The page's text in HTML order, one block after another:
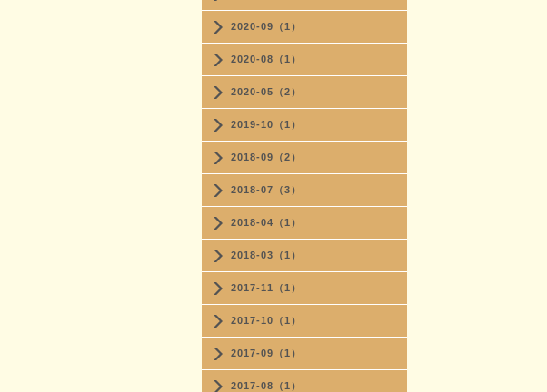
2020-09（1）
2020-08（1）
2020-05（2）
2019-10（1）
2018-09（2）
2018-07（3）
2018-04（1）
2018-03（1）
2017-11（1）
2017-10（1）
2017-09（1）
2017-08（1）